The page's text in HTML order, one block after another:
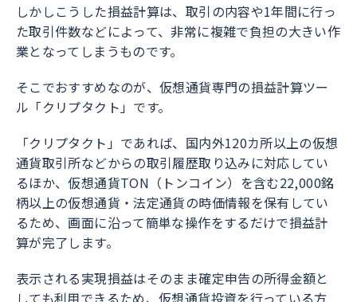
しかしこうした損益計算は、取引の内容や1年間に行っ
た取引件数などによって、非常に複雑で負担の大きい作
業となってしまうものです。
そこでおすすめなのが、仮想通貨専門の損益計算ツー
ル「クリプタクト」 です。
「クリプタクト」であれば、国内外120カ所以上の仮想
通貨取引所などからの取引履歴取り込みに対応してい
るほか、仮想通貨TON（トンコイン）を含む22,000銘
柄以上の仮想通貨・法定通貨の時価情報を保有してい
るため、画面に沿って簡単な操作をするだけで損益計
算が完了します。
表示される実現損益はそのまま確定申告の所得金額と
しても利用できるため、仮想通貨投資を行っている方